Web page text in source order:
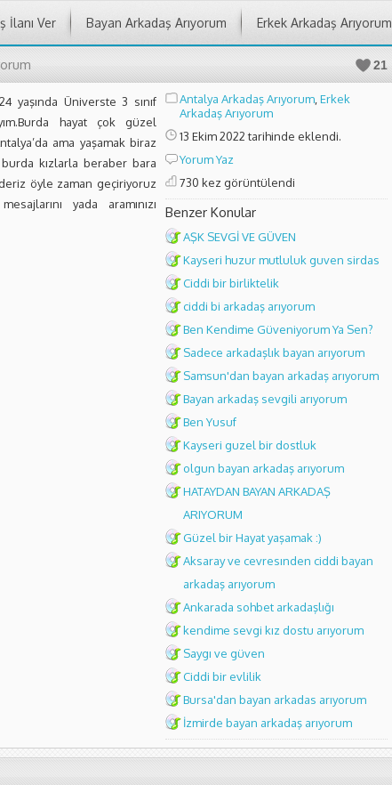
İlanı Ver Bayan Arkadaş Arıyorum Erkek Arkadaş Arıyorum
21
yaşında Üniverste 3 sınıf
hayat çok güzel
ama yaşamak biraz
kızlarla beraber bara
öyle zaman geçiriyoruz
yada aramınızı
Antalya Arkadaş Arıyorum Erkek
Arkadaş Arıyorum
13 Ekim 2022 tarihinde eklendi.
Yorum Yaz
730 kez görüntülendi
Benzer Konular
AŞK SEVGİ VE GÜVEN
Kayseri huzur mutluluk guven sirdas
Ciddi bir birliktelik
ciddi bi arkadaş arıyorum
Ben Kendime Güveniyorum Ya Sen?
Sadece arkadaşlık bayan arıyorum
Samsun'dan bayan arkadaş arıyorum
Bayan arkadaş sevgili arıyorum
Ben Yusuf
Kayseri guzel bir dostluk
olgun bayan arkadaş arıyorum
HATAYDAN BAYAN ARKADAŞ
ARIYORUM
Güzel bir Hayat yaşamak :)
Aksaray ve cevresınden ciddi bayan
arkadaş arıyorum
Ankarada sohbet arkadaşlığı
kendime sevgi kız dostu arıyorum
Saygı ve güven
Ciddi bir evlilik
Bursa'dan bayan arkadas arıyorum
İzmirde bayan arkadaş arıyorum